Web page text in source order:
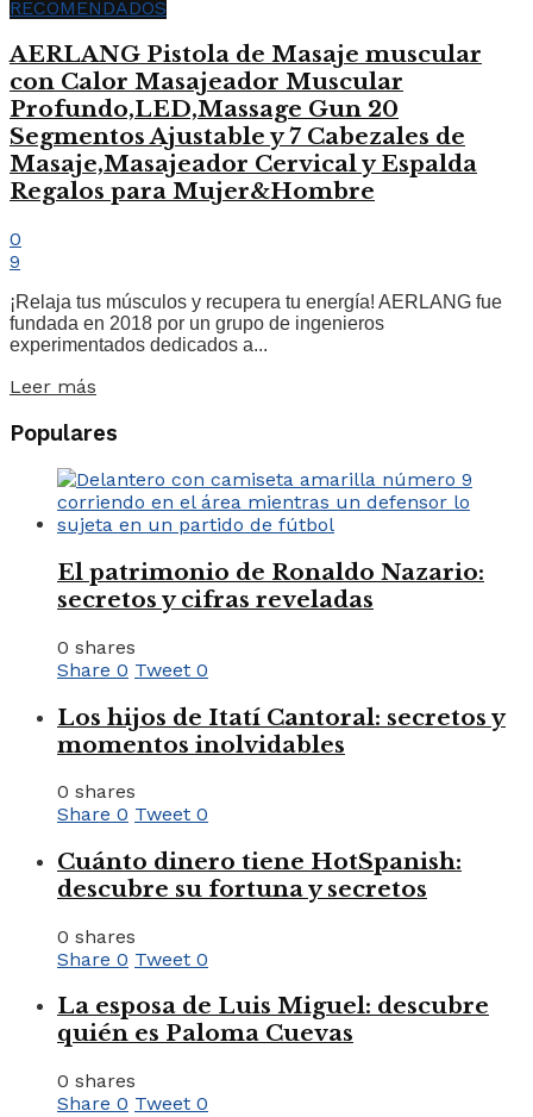
RECOMENDADOS
AERLANG Pistola de Masaje muscular
con Calor Masajeador Muscular
Profundo,LED,Massage Gun 20
Segmentos Ajustable y 7 Cabezales de
Masaje,Masajeador Cervical y Espalda
Regalos para Mujer&Hombre
0
9
¡Relaja tus músculos y recupera tu energía! AERLANG fue
fundada en 2018 por un grupo de ingenieros
experimentados dedicados a...
Leer más
Populares
El patrimonio de Ronaldo Nazario:
secretos y cifras reveladas
0 shares
Share 0 Tweet 0
Los hijos de Itatí Cantoral: secretos y
momentos inolvidables
0 shares
Share 0 Tweet 0
Cuánto dinero tiene HotSpanish:
descubre su fortuna y secretos
0 shares
Share 0 Tweet 0
La esposa de Luis Miguel: descubre
quién es Paloma Cuevas
0 shares
Share 0 Tweet 0